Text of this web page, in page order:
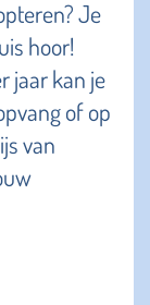
Je
hoor!
jaar kan je
of op
van